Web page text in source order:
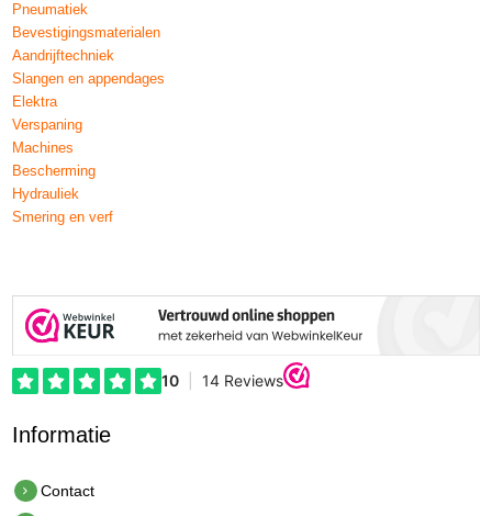
Pneumatiek
Bevestigingsmaterialen
Aandrijftechniek
Slangen en appendages
Elektra
Verspaning
Machines
Bescherming
Hydrauliek
Smering en verf
Informatie
Contact